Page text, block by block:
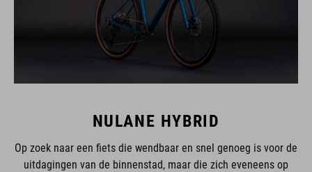
NULANE HYBRID
Op zoek naar een fiets die wendbaar en snel genoeg is voor de
uitdagingen van de binnenstad, maar die zich eveneens op